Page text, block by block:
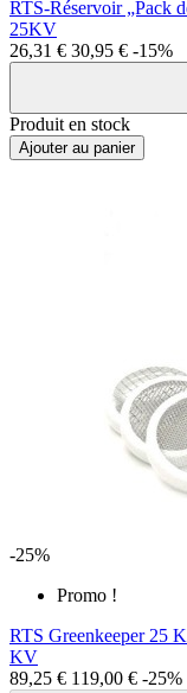
RTS-Réservoir „Pack
25KV
26,31 € 30,95 € -15%
Produit en stock
Ajouter au panier
-25%
Promo !
RTS Greenkeeper 25
KV
89,25 € 119,00 € -25%